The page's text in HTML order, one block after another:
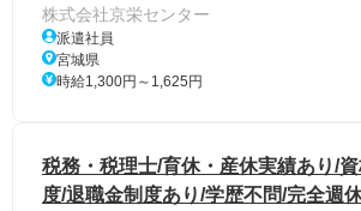
株式会社京栄センター
派遣社員
宮城県
時給1,300円～1,625円
税務・税理士/育休・産休実績あり/
度/退職金制度あり/学歴不問/完全週